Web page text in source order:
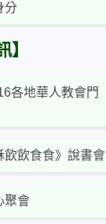
分
】
各地華人教會門
飲飲食食》說書會
聚會